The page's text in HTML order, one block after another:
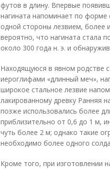
футов в длину. Впервые
нагината напоминает по форме
одной стороны лезвием, более
вероятно, что нагината стала
около 300 года н. э. и
Находящуюся в явном родстве
иероглифами «длинный меч»,
широкое стальное лезвие
лакированному древку Ранняя
позже использовались более
приблизительно от 0,6 до 1 м,
чуть более 2 м; однако такие
необходимо более одного
Кроме того, при изготовлении